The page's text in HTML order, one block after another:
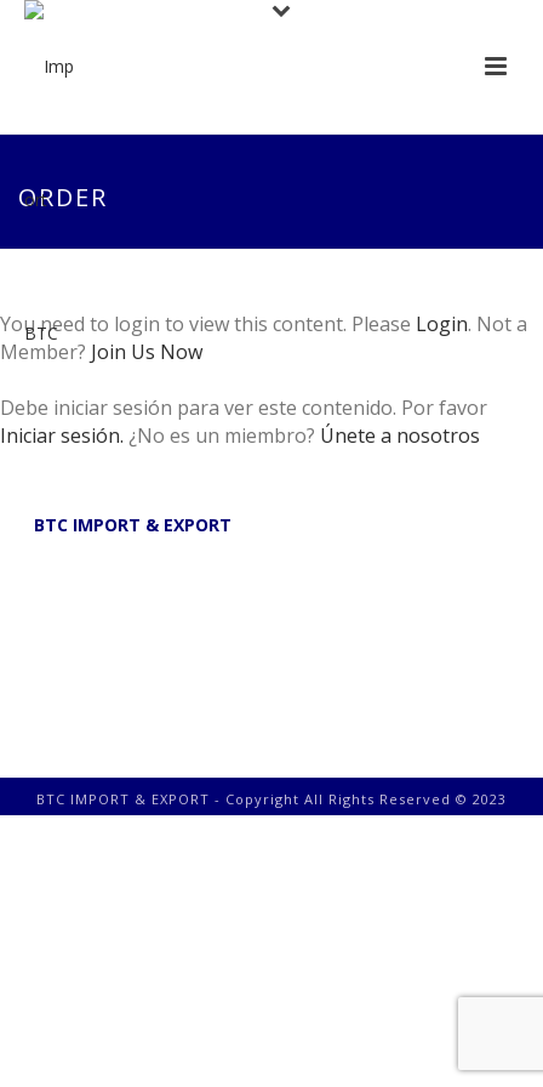
ORDER
You need to login to view this content. Please Login. Not a
Member? Join Us Now
Debe iniciar sesión para ver este contenido. Por favor
Iniciar sesión. ¿No es un miembro? Únete a nosotros
BTC IMPORT & EXPORT
BTC IMPORT & EXPORT - Copyright All Rights Reserved © 2023